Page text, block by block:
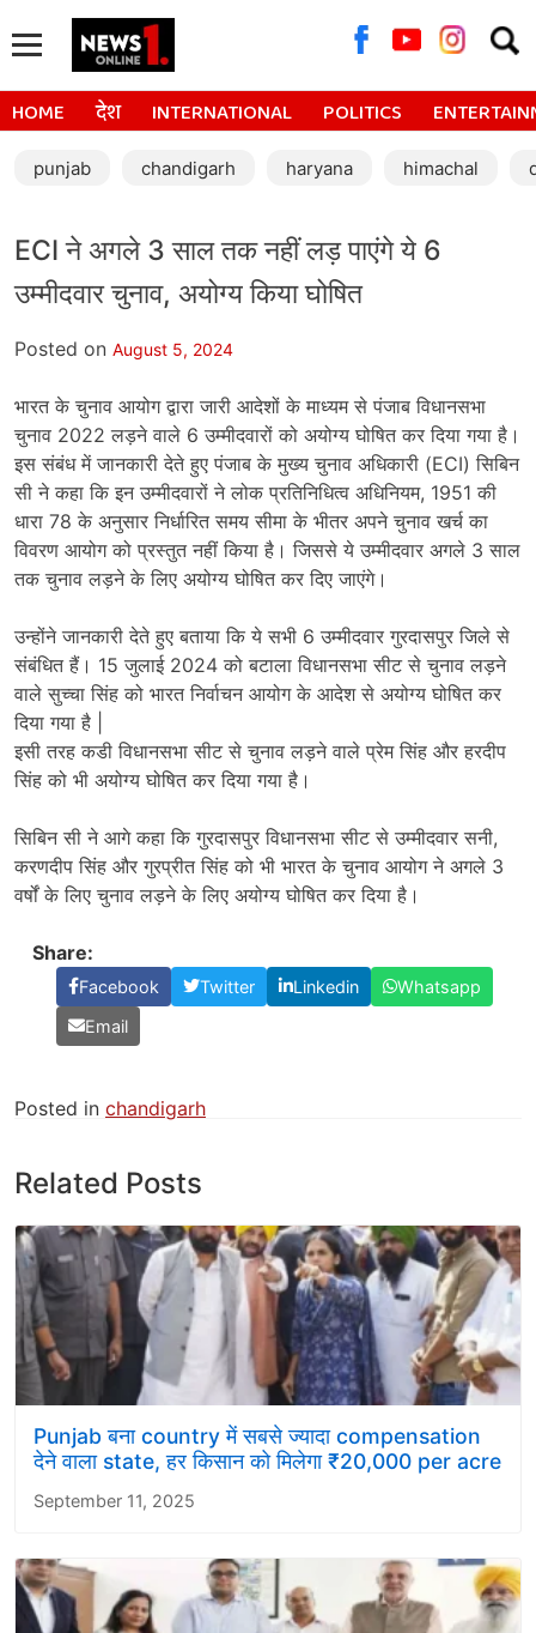
for:
HOME देश INTERNATIONAL POLITICS
punjab chandigarh haryana himachal
ECI ने अगले 3 साल तक नहीं लड़ पाएंगे ये 6
उम्मीदवार चुनाव, अयोग्य किया घोषित
Posted on August 5, 2024
भारत के चुनाव आयोग द्वारा जारी आदेशों के माध्यम से पंजाब विधानसभा
चुनाव 2022 लड़ने वाले 6 उम्मीदवारों को अयोग्य घोषित कर दिया गया है।
इस संबंध में जानकारी देते हुए पंजाब के मुख्य चुनाव अधिकारी (ECI) सिबिन
सी ने कहा कि इन उम्मीदवारों ने लोक प्रतिनिधित्व अधिनियम, 1951 की
धारा 78 के अनुसार निर्धारित समय सीमा के भीतर अपने चुनाव खर्च का
विवरण आयोग को प्रस्तुत नहीं किया है। जिससे ये उम्मीदवार अगले 3 साल
तक चुनाव लड़ने के लिए अयोग्य घोषित कर दिए जाएंगे।
उन्होंने जानकारी देते हुए बताया कि ये सभी 6 उम्मीदवार गुरदासपुर जिले से
संबंधित हैं। 15 जुलाई 2024 को बटाला विधानसभा सीट से चुनाव लड़ने
वाले सुच्चा सिंह को भारत निर्वाचन आयोग के आदेश से अयोग्य घोषित कर
दिया गया है |
इसी तरह कडी विधानसभा सीट से चुनाव लड़ने वाले प्रेम सिंह और हरदीप
सिंह को भी अयोग्य घोषित कर दिया गया है।
सिबिन सी ने आगे कहा कि गुरदासपुर विधानसभा सीट से उम्मीदवार सनी,
करणदीप सिंह और गुरप्रीत सिंह को भी भारत के चुनाव आयोग ने अगले 3
वर्षों के लिए चुनाव लड़ने के लिए अयोग्य घोषित कर दिया है।
Share:
Facebook Twitter Linkedin
Whatsapp
Email
Posted in chandigarh
Related Posts
Punjab बना country में सबसे ज्यादा compensation
देने वाला state, हर किसान को मिलेगा ₹20,000 per acre
September 11, 2025